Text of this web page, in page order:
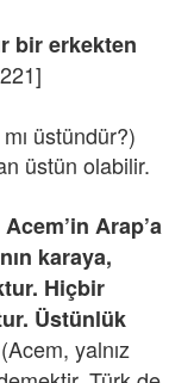
bir erkekten
üstündür?)
üstün olabilir.
Acem’in Arap’a
karaya,
Hiçbir
Üstünlük
yalnız